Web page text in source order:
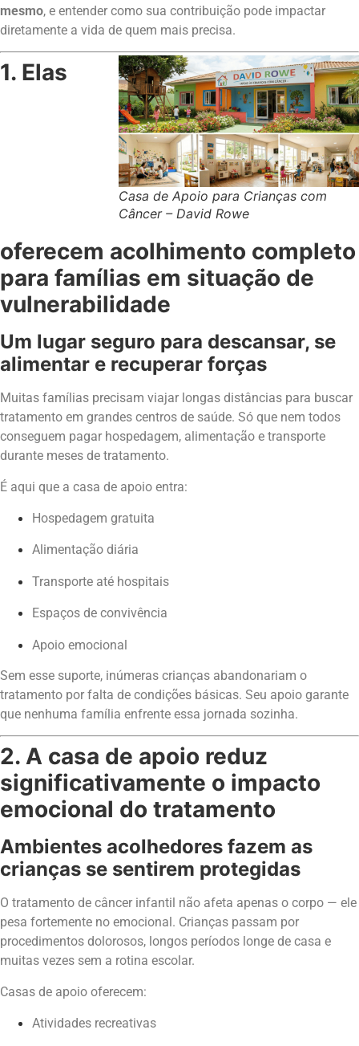
mesmo, e entender como sua contribuição pode impactar
diretamente a vida de quem mais precisa.
Casa de Apoio para Crianças com
Câncer – David Rowe
1. Elas
oferecem acolhimento completo
para famílias em situação de
vulnerabilidade
Um lugar seguro para descansar, se
alimentar e recuperar forças
Muitas famílias precisam viajar longas distâncias para buscar
tratamento em grandes centros de saúde. Só que nem todos
conseguem pagar hospedagem, alimentação e transporte
durante meses de tratamento.
É aqui que a casa de apoio entra:
Hospedagem gratuita
Alimentação diária
Transporte até hospitais
Espaços de convivência
Apoio emocional
Sem esse suporte, inúmeras crianças abandonariam o
tratamento por falta de condições básicas. Seu apoio garante
que nenhuma família enfrente essa jornada sozinha.
2. A casa de apoio reduz
significativamente o impacto
emocional do tratamento
Ambientes acolhedores fazem as
crianças se sentirem protegidas
O tratamento de câncer infantil não afeta apenas o corpo — ele
pesa fortemente no emocional. Crianças passam por
procedimentos dolorosos, longos períodos longe de casa e
muitas vezes sem a rotina escolar.
Casas de apoio oferecem:
Atividades recreativas